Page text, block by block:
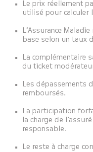
Le prix réellement
utilisé pour calculer
L’Assurance
base selon un taux
La complémentaire
du ticket
Les dépassements
remboursés.
La participation
la charge de
responsable.
Le reste à charge